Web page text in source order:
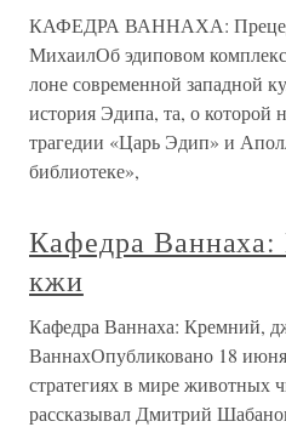
КАФЕДРА ВАННАХА:
МихаилОб эдиповом
лоне современной западной
история Эдипа, та, о которой
трагедии «Царь Эдип» и
библиотеке»,
Кафедра
кжи
Кафедра Ваннаха: Кремний,
ВаннахОпубликовано 18
стратегиях в мире животных
рассказывал Дмитрий